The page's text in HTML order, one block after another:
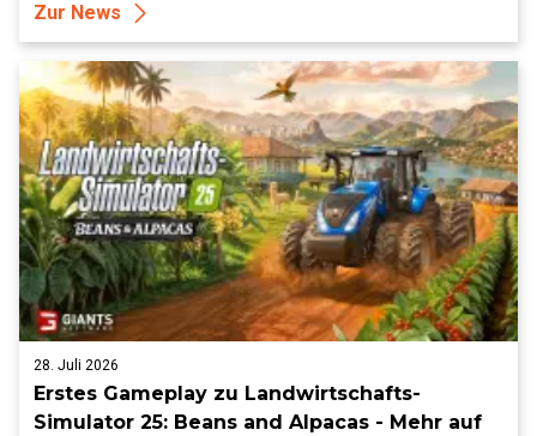
Zur News
28. Juli 2026
Erstes Gameplay zu Landwirtschafts-
Simulator 25: Beans and Alpacas - Mehr auf